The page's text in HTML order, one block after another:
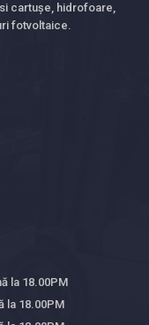
cartușe, hidrofoare,
fotvoltaice.
la 18.00PM
18.00PM